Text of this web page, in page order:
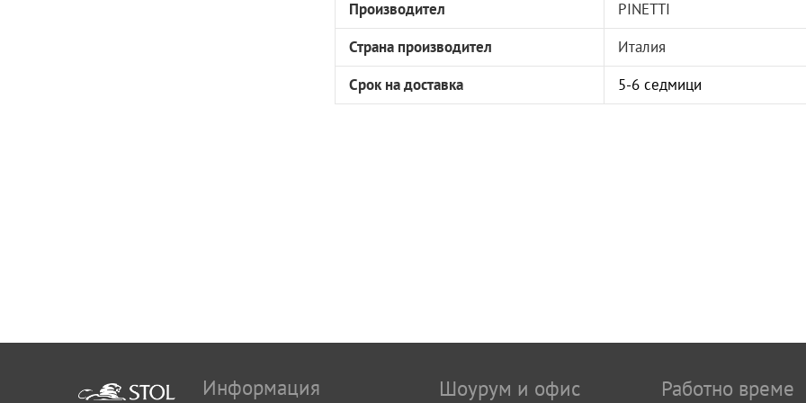
Производител
PINETTI
Страна производител
Италия
Срок на доставка
5-6 седмици
Информация Шоурум и офис Работно време